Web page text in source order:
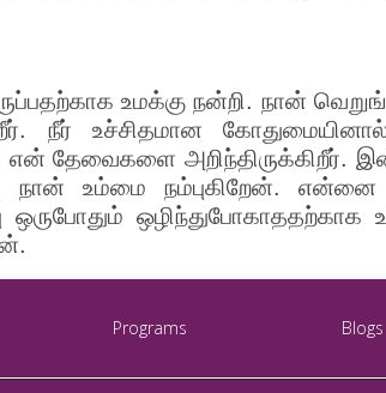
உமக்கு நன்றி. நான்
நீர் உச்சிதமான
என் தேவைகளை அறிந்திருக்கிறீர்.
உம்மை நம்புகிறேன். என்னை
ஒழிந்துபோகாததற்காக
Programs Blogs